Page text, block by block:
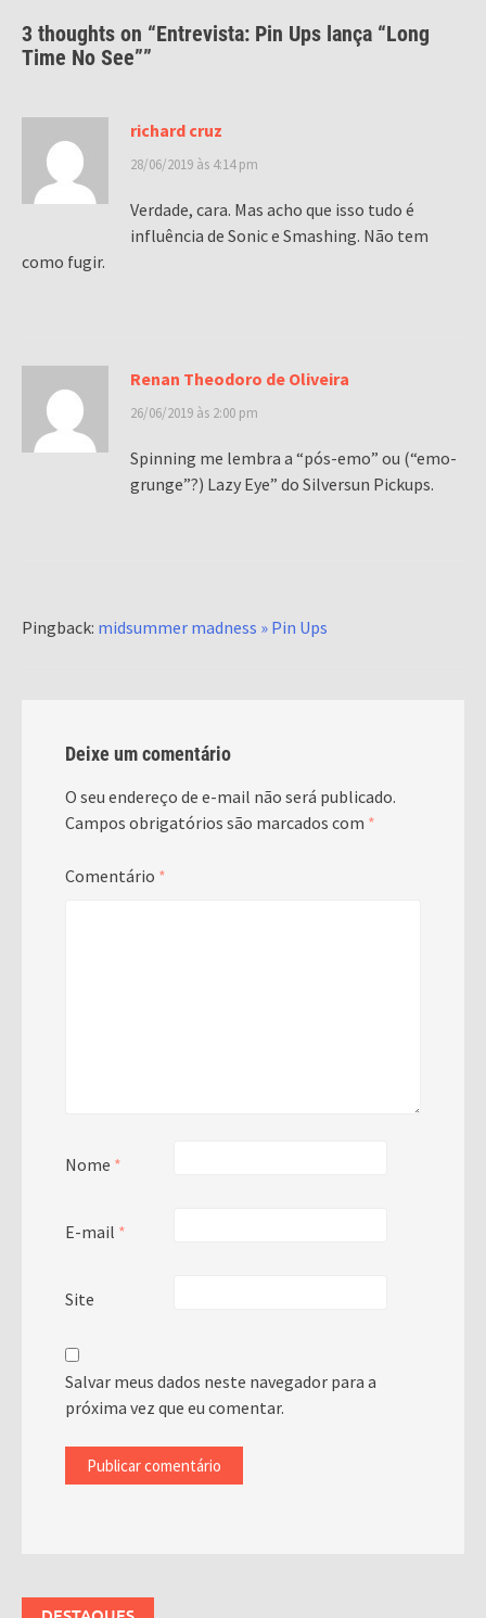
3 thoughts on “Entrevista: Pin Ups lança “Long
Time No See””
richard cruz
28/06/2019 às 4:14 pm
Verdade, cara. Mas acho que isso tudo é
influência de Sonic e Smashing. Não tem
como fugir.
Renan Theodoro de Oliveira
26/06/2019 às 2:00 pm
Spinning me lembra a “pós-emo” ou (“emo-
grunge”?) Lazy Eye” do Silversun Pickups.
Pingback: midsummer madness » Pin Ups
Deixe um comentário
O seu endereço de e-mail não será publicado.
Campos obrigatórios são marcados com *
Comentário *
Nome *
E-mail *
Site
Salvar meus dados neste navegador para a
próxima vez que eu comentar.